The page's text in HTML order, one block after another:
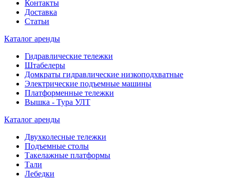
Контакты
Доставка
Статьи
Каталог аренды
Гидравлические тележки
Штабелеры
Домкраты гидравлические низкоподхватные
Электрические подъемные машины
Платформенные тележки
Вышка - Тура УЛТ
Каталог аренды
Двухколесные тележки
Подъемные столы
Такелажные платформы
Тали
Лебедки